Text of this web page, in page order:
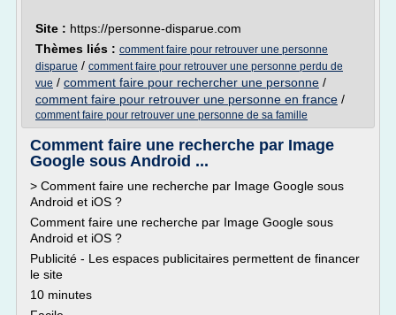
Site : https://personne-disparue.com
Thèmes liés : comment faire pour retrouver une personne
disparue / comment faire pour retrouver une personne perdu de
vue / comment faire pour rechercher une personne /
comment faire pour retrouver une personne en france /
comment faire pour retrouver une personne de sa famille
Comment faire une recherche par Image
Google sous Android ...
> Comment faire une recherche par Image Google sous
Android et iOS ?
Comment faire une recherche par Image Google sous
Android et iOS ?
Publicité - Les espaces publicitaires permettent de financer
le site
10 minutes